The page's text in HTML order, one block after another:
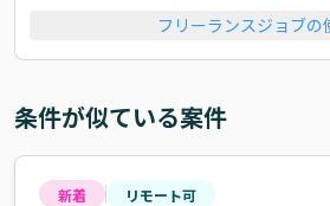
フリーランスジョブの
条件が似ている案件
新着 リモート可